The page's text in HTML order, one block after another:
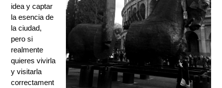
idea y captar
la esencia de
la ciudad,
pero si
realmente
quieres vivirla
y visitarla
correctament